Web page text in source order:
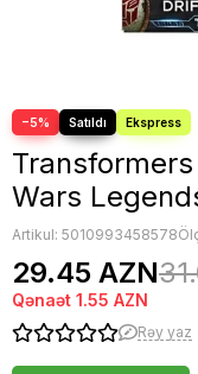
Sluban Konstruktorları
−5%
Wars
Artikul: 5010993458578
29.45 AZN
Qənaət 1.55 AZN
Rəy yaz